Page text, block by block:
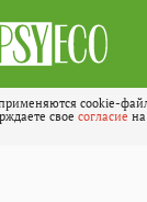
cookie-
свое согласие